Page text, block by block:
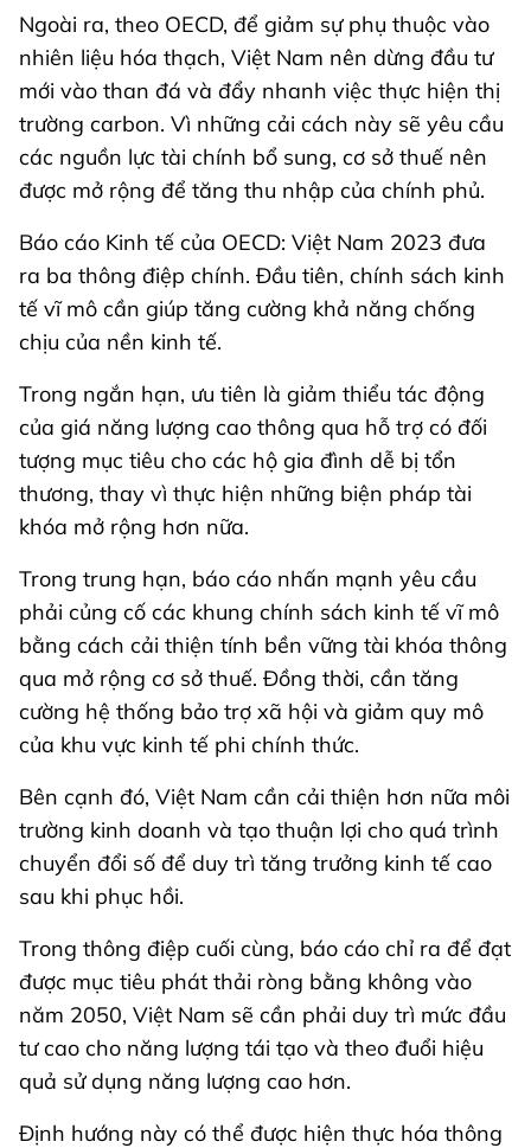
Ngoài ra, theo OECD, để giảm sự phụ thuộc vào
nhiên liệu hóa thạch, Việt Nam nên dừng đầu tư
mới vào than đá và đẩy nhanh việc thực hiện thị
trường carbon. Vì những cải cách này sẽ yêu cầu
các nguồn lực tài chính bổ sung, cơ sở thuế nên
được mở rộng để tăng thu nhập của chính phủ.
Báo cáo Kinh tế của OECD: Việt Nam 2023 đưa
ra ba thông điệp chính. Đầu tiên, chính sách kinh
tế vĩ mô cần giúp tăng cường khả năng chống
chịu của nền kinh tế.
Trong ngắn hạn, ưu tiên là giảm thiểu tác động
của giá năng lượng cao thông qua hỗ trợ có đối
tượng mục tiêu cho các hộ gia đình dễ bị tổn
thương, thay vì thực hiện những biện pháp tài
khóa mở rộng hơn nữa.
Trong trung hạn, báo cáo nhấn mạnh yêu cầu
phải củng cố các khung chính sách kinh tế vĩ mô
bằng cách cải thiện tính bền vững tài khóa thông
qua mở rộng cơ sở thuế. Đồng thời, cần tăng
cường hệ thống bảo trợ xã hội và giảm quy mô
của khu vực kinh tế phi chính thức.
Bên cạnh đó, Việt Nam cần cải thiện hơn nữa môi
trường kinh doanh và tạo thuận lợi cho quá trình
chuyển đổi số để duy trì tăng trưởng kinh tế cao
sau khi phục hồi.
Trong thông điệp cuối cùng, báo cáo chỉ ra để đạt
được mục tiêu phát thải ròng bằng không vào
năm 2050, Việt Nam sẽ cần phải duy trì mức đầu
tư cao cho năng lượng tái tạo và theo đuổi hiệu
quả sử dụng năng lượng cao hơn.
Định hướng này có thể được hiện thực hóa thông